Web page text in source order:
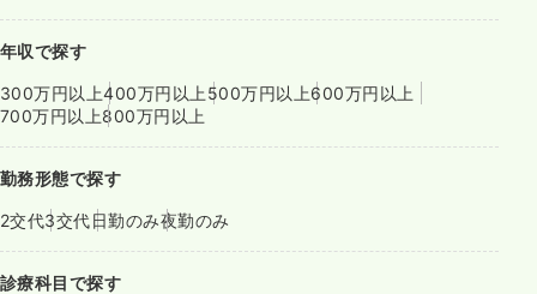
年収で探す
300万円以上400万円以上 500万円以上600万円以上
700万円以上800万円以上
勤務形態で探す
2交代3交代日勤のみ夜勤のみ
診療科目で探す